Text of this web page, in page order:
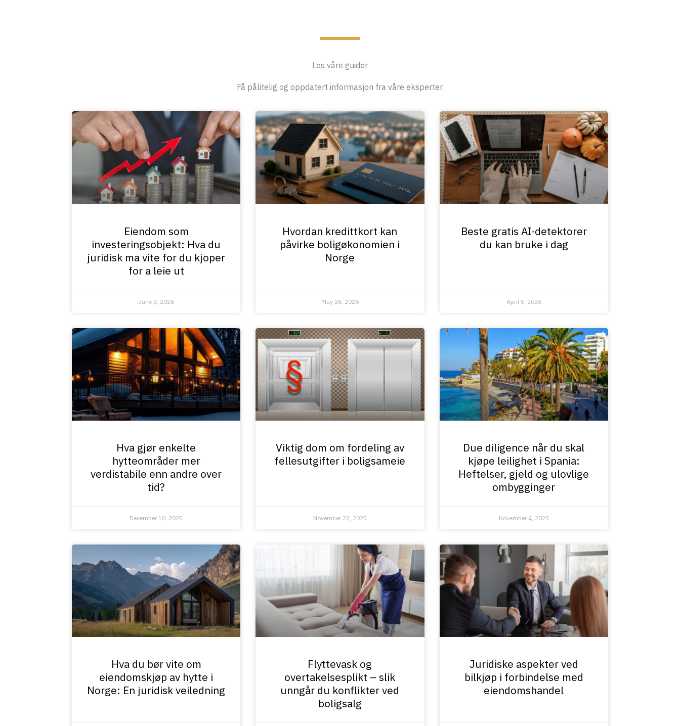
Les våre guider
Få pålitelig og oppdatert informasjon fra våre eksperter.
Eiendom som
investeringsobjekt: Hva du
juridisk ma vite for du kjoper
for a leie ut
June 3, 2026
Hvordan kredittkort kan
påvirke boligøkonomien i
Norge
May 26, 2026
Beste gratis AI-detektorer
du kan bruke i dag
April 5, 2026
Hva gjør enkelte
hytteområder mer
verdistabile enn andre over
tid?
December 10, 2025
Viktig dom om fordeling av
fellesutgifter i boligsameie
November 22, 2025
Due diligence når du skal
kjøpe leilighet i Spania:
Heftelser, gjeld og ulovlige
ombygginger
November 4, 2025
Hva du bør vite om
eiendomskjøp av hytte i
Norge: En juridisk veiledning
Flyttevask og
overtakelsesplikt – slik
unngår du konflikter ved
boligsalg
Juridiske aspekter ved
bilkjøp i forbindelse med
eiendomshandel